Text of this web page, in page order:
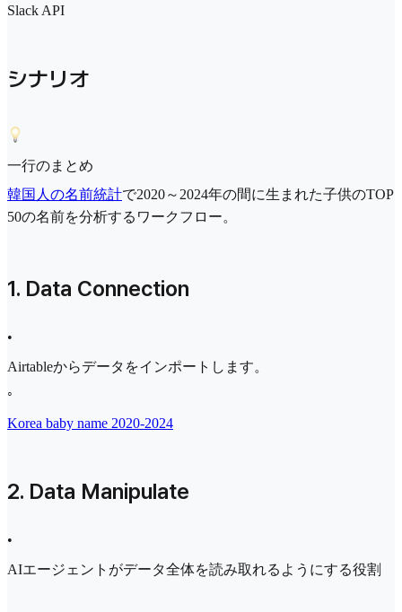
Slack API
シナリオ
一行のまとめ
韓国人の名前統計で2020～2024年の間に生まれた子供のTOP
50の名前を分析するワークフロー。
1. Data Connection
•
Airtableからデータをインポートします。
◦
Korea baby name 2020-2024
2. Data Manipulate
•
AIエージェントがデータ全体を読み取れるようにする役割